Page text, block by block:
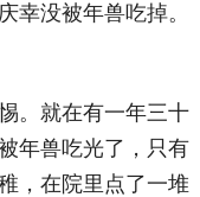
幸没被年兽吃掉。
。就在有一年三十
年兽吃光了，只有
，在院里点了一堆